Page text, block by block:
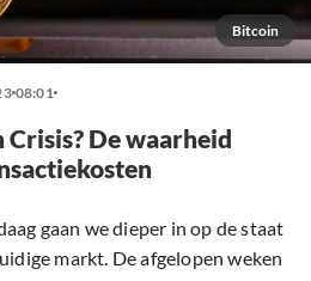
Bitcoin
08:01
De waarheid
gaan we dieper in op de staat
markt. De afgelopen weken